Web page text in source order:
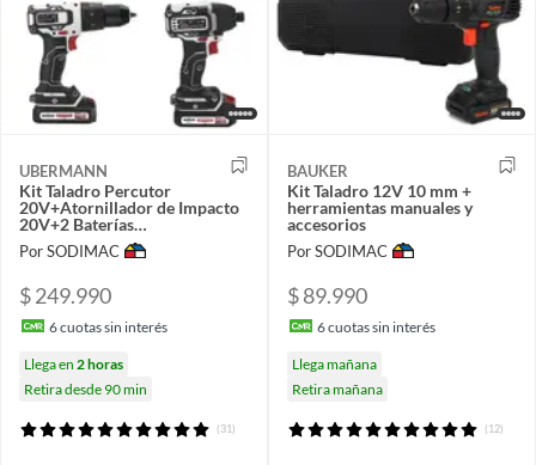
UBERMANN
Kit Taladro Percutor
20V+Atornillador de Impacto
20V+2 Baterías
2AH+Cargador+25 Acc
Por SODIMAC
$ 249.990
6cuotas sin interés
Llega en 2 horas
Retira desde 90 min
(31)
BAUKER
Kit Taladro 12V 10 mm +
herramientas manuales y
accesorios
Por SODIMAC
$ 89.990
6cuotas sin interés
Llega mañana
Retira mañana
(12)